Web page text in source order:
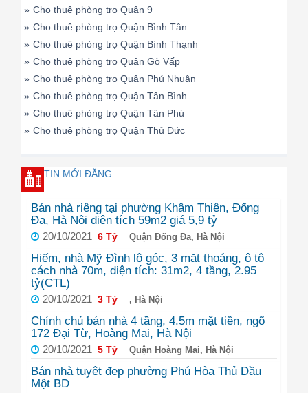
» Cho thuê phòng trọ Quận 9
» Cho thuê phòng trọ Quận Bình Tân
» Cho thuê phòng trọ Quận Bình Thạnh
» Cho thuê phòng trọ Quận Gò Vấp
» Cho thuê phòng trọ Quận Phú Nhuận
» Cho thuê phòng trọ Quận Tân Bình
» Cho thuê phòng trọ Quận Tân Phú
» Cho thuê phòng trọ Quận Thủ Đức
TIN MỚI ĐĂNG
Bán nhà riêng tại phường Khâm Thiên, Đống
Đa, Hà Nội diện tích 59m2 giá 5,9 tỷ
20/10/2021 6 Tỷ Quận Đống Đa, Hà Nội
Hiếm, nhà Mỹ Đình lô góc, 3 mặt thoáng, ô tô
cách nhà 70m, diện tích: 31m2, 4 tầng, 2.95
tỷ(CTL)
20/10/2021 3 Tỷ , Hà Nội
Chính chủ bán nhà 4 tầng, 4.5m mặt tiền, ngõ
172 Đại Từ, Hoàng Mai, Hà Nội
20/10/2021 5 Tỷ Quận Hoàng Mai, Hà Nội
Bán nhà tuyệt đẹp phường Phú Hòa Thủ Dầu
Một BD